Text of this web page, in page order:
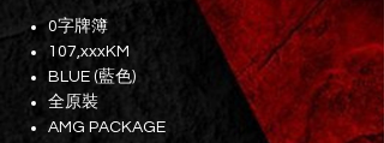
0字牌簿
107,xxxKM
BLUE (藍色)
全原裝
AMG PACKAGE